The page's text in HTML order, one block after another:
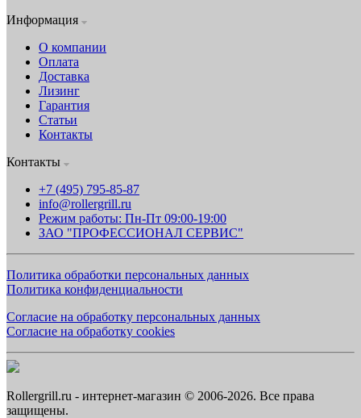
Информация
О компании
Оплата
Доставка
Лизинг
Гарантия
Статьи
Контакты
Контакты
+7 (495) 795-85-87
info@rollergrill.ru
Режим работы: Пн-Пт 09:00-19:00
ЗАО "ПРОФЕССИОНАЛ СЕРВИС"
Политика обработки персональных данных
Политика конфиденциальности
Согласие на обработку персональных данных
Согласие на обработку cookies
Rollergrill.ru - интернет-магазин © 2006-2026. Все права
защищены.